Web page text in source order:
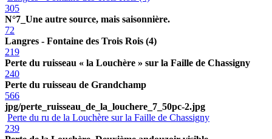
305
N°7_Une autre source, mais saisonnière.
72
Langres - Fontaine des Trois Rois (4)
219
Perte du ruisseau « la Louchère » sur la Faille de Chassigny
240
Perte du ruisseau de Grandchamp
566
jpg/perte_ruisseau_de_la_louchere_7_50pc-2.jpg
Perte du ru de la Louchère sur la Faille de Chassigny
239